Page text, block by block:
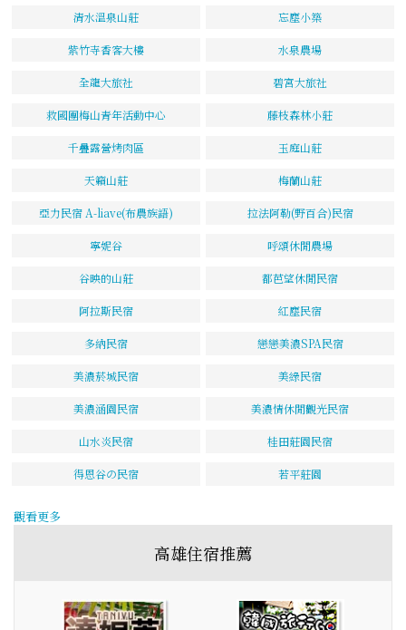
清水溫泉山莊 忘塵小築
紫竹寺香客大樓 水泉農場
全龍大旅社 碧宮大旅社
救國團梅山青年活動中心 藤枝森林小莊
千疊露營烤肉區 玉庭山莊
天籟山莊 梅蘭山莊
亞力民宿 A-liave(布農族語) 拉法阿勒(野百合)民宿
寧妮谷 呼頌休閒農場
谷映的山莊 都芭望休閒民宿
阿拉斯民宿 紅塵民宿
多納民宿 戀戀美濃SPA民宿
美濃菸城民宿 美綠民宿
美濃涵園民宿 美濃情休閒觀光民宿
山水炎民宿 桂田莊園民宿
得恩谷の民宿 若平莊園
觀看更多
高雄住宿推薦